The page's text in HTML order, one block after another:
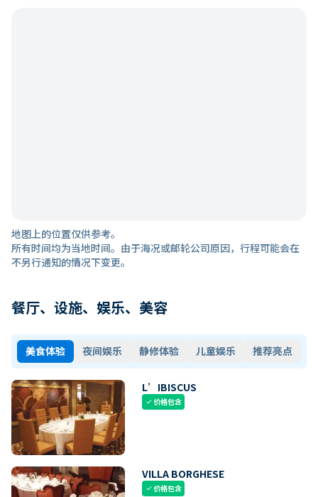
地图上的位置仅供参考。
所有时间均为当地时间。由于海况或邮轮公司原因，行程可能会在
不另行通知的情况下变更。
餐厅、设施、娱乐、美容
美食体验 夜间娱乐 静修体验 儿童娱乐 推荐亮点
L’IBISCUS
check价格包含
VILLA BORGHESE
check价格包含